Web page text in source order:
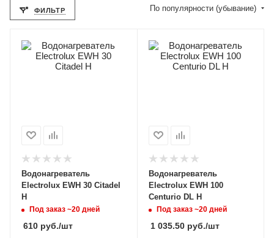
ФИЛЬТР По популярности (убывание)
Водонагреватель
Electrolux EWH 30 Citadel
H
Под заказ ~20 дней
610 руб./шт
Водонагреватель
Electrolux EWH 100
Centurio DL H
Под заказ ~20 дней
1 035.50руб./шт